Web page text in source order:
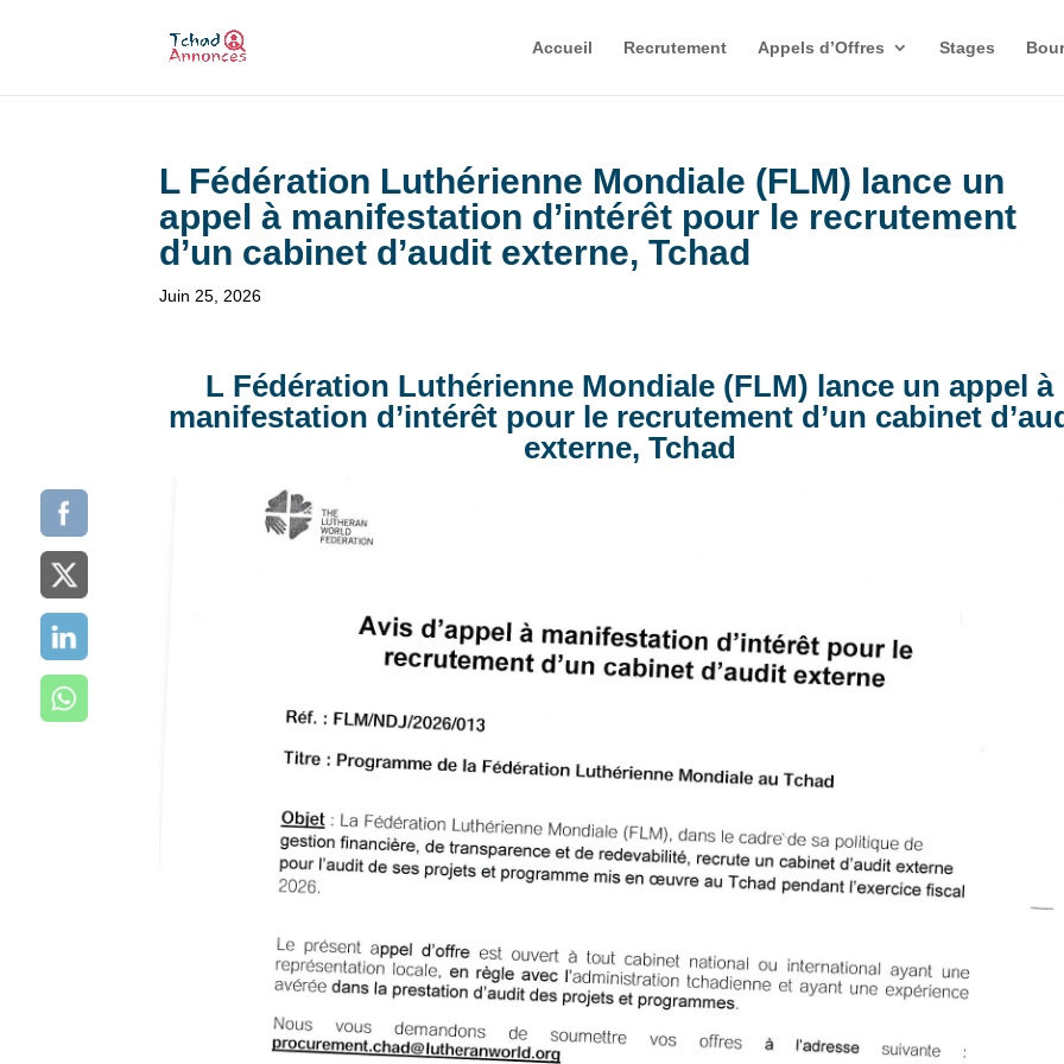
Accueil Recrutement Appels d’Offres Stages
L Fédération Luthérienne Mondiale (FLM) lance un
appel à manifestation d’intérêt pour le recrutement
d’un cabinet d’audit externe, Tchad
Juin 25, 2026
L Fédération Luthérienne Mondiale (FLM) lance un appel à
manifestation d’intérêt pour le recrutement d’un cabinet
externe, Tchad